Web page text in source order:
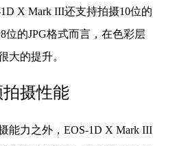
X Mark III还支持拍摄10位的
位的JPG格式而言，在色彩层
大的提升。
摄性能
力之外，EOS-1D X Mark III